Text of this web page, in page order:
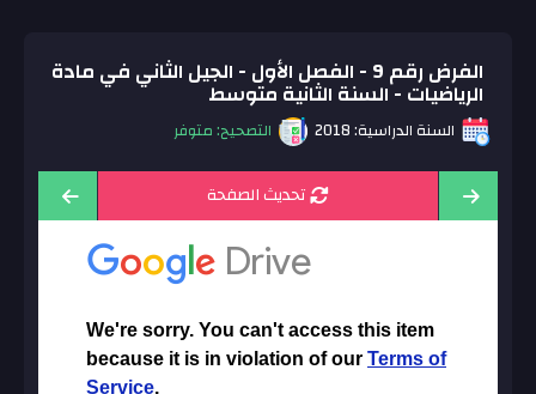
الفرض رقم 9 - الفصل الأول - الجيل الثاني في مادة
الرياضيات - السنة الثانية متوسط
السنة الدراسية: 2018 التصحيح: متوفر
تحديث الصفحة